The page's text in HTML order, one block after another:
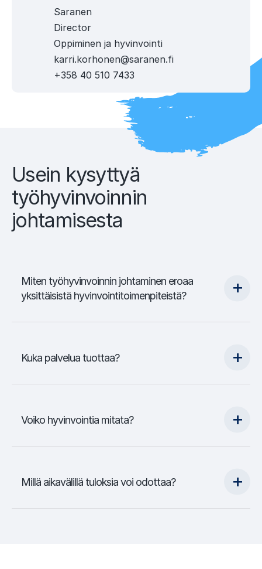
Saranen
Director
Oppiminen ja hyvinvointi
karri.korhonen@saranen.fi
+358 40 510 7433
Usein kysyttyä
työhyvinvoinnin
johtamisesta
Miten työhyvinvoinnin johtaminen eroaa
yksittäisistä hyvinvointitoimenpiteistä?
Kuka palvelua tuottaa?
Voiko hyvinvointia mitata?
Millä aikavälillä tuloksia voi odottaa?